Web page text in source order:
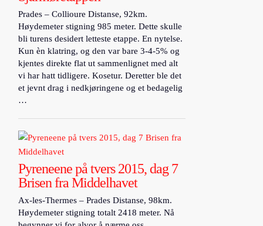
Prades – Collioure Distanse, 92km.
Høydemeter stigning 985 meter. Dette skulle
bli turens desidert letteste etappe. En nytelse.
Kun èn klatring, og den var bare 3-4-5% og
kjentes direkte flat ut sammenlignet med alt
vi har hatt tidligere. Kosetur. Deretter ble det
et jevnt drag i nedkjøringene og et bedagelig
…
Pyreneene på tvers 2015, dag 7
Brisen fra Middelhavet
Ax-les-Thermes – Prades Distanse, 98km.
Høydemeter stigning totalt 2418 meter. Nå